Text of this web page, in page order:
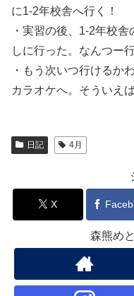
に1-2年校舎へ行く！
・実習の後、1-2年校
しに行った。なんつー
・もう次いつ行けるか
カラオケへ。そういえ
日記 4月
X
森熊め